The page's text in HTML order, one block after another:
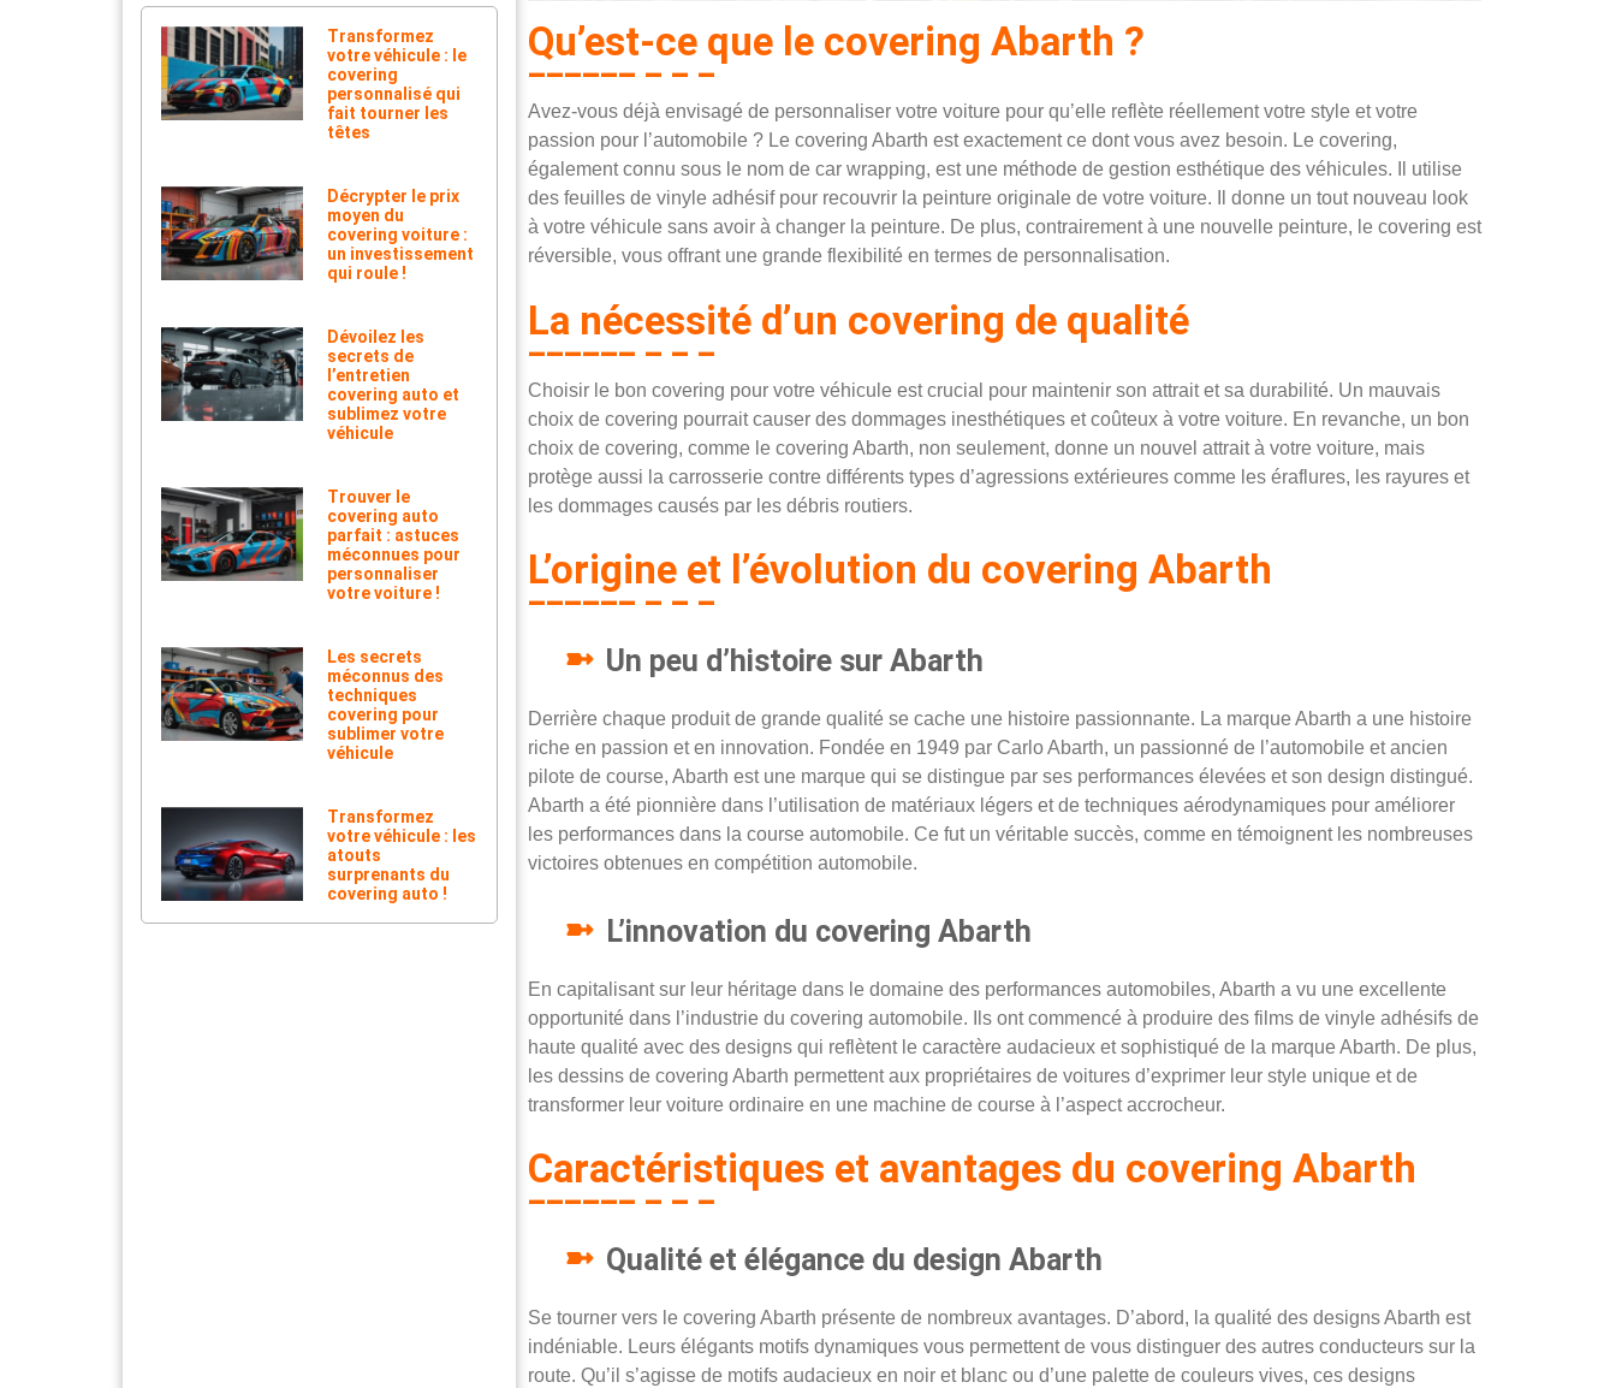
Transformez
votre véhicule : le
covering
personnalisé qui
fait tourner les
têtes
Décrypter le prix
moyen du
covering voiture :
un investissement
qui roule !
Dévoilez les
secrets de
l’entretien
covering auto et
sublimez votre
véhicule
Trouver le
covering auto
parfait : astuces
méconnues pour
personnaliser
votre voiture !
Les secrets
méconnus des
techniques
covering pour
sublimer votre
véhicule
Transformez
votre véhicule : les
atouts
surprenants du
covering auto !
Qu’est-ce que le covering Abarth ?
Avez-vous déjà envisagé de personnaliser votre voiture pour qu’elle reflète réellement votre style et votre
passion pour l’automobile ? Le covering Abarth est exactement ce dont vous avez besoin. Le covering,
également connu sous le nom de car wrapping, est une méthode de gestion esthétique des véhicules. Il utilise
des feuilles de vinyle adhésif pour recouvrir la peinture originale de votre voiture. Il donne un tout nouveau look
à votre véhicule sans avoir à changer la peinture. De plus, contrairement à une nouvelle peinture, le covering est
réversible, vous offrant une grande flexibilité en termes de personnalisation.
La nécessité d’un covering de qualité
Choisir le bon covering pour votre véhicule est crucial pour maintenir son attrait et sa durabilité. Un mauvais
choix de covering pourrait causer des dommages inesthétiques et coûteux à votre voiture. En revanche, un bon
choix de covering, comme le covering Abarth, non seulement, donne un nouvel attrait à votre voiture, mais
protège aussi la carrosserie contre différents types d’agressions extérieures comme les éraflures, les rayures et
les dommages causés par les débris routiers.
L’origine et l’évolution du covering Abarth
Un peu d’histoire sur Abarth
Derrière chaque produit de grande qualité se cache une histoire passionnante. La marque Abarth a une histoire
riche en passion et en innovation. Fondée en 1949 par Carlo Abarth, un passionné de l’automobile et ancien
pilote de course, Abarth est une marque qui se distingue par ses performances élevées et son design distingué.
Abarth a été pionnière dans l’utilisation de matériaux légers et de techniques aérodynamiques pour améliorer
les performances dans la course automobile. Ce fut un véritable succès, comme en témoignent les nombreuses
victoires obtenues en compétition automobile.
L’innovation du covering Abarth
En capitalisant sur leur héritage dans le domaine des performances automobiles, Abarth a vu une excellente
opportunité dans l’industrie du covering automobile. Ils ont commencé à produire des films de vinyle adhésifs de
haute qualité avec des designs qui reflètent le caractère audacieux et sophistiqué de la marque Abarth. De plus,
les dessins de covering Abarth permettent aux propriétaires de voitures d’exprimer leur style unique et de
transformer leur voiture ordinaire en une machine de course à l’aspect accrocheur.
Caractéristiques et avantages du covering Abarth
Qualité et élégance du design Abarth
Se tourner vers le covering Abarth présente de nombreux avantages. D’abord, la qualité des designs Abarth est
indéniable. Leurs élégants motifs dynamiques vous permettent de vous distinguer des autres conducteurs sur la
route. Qu’il s’agisse de motifs audacieux en noir et blanc ou d’une palette de couleurs vives, ces designs